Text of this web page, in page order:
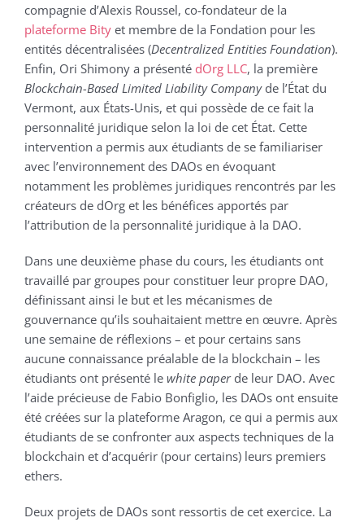
compagnie d’Alexis Roussel, co-fondateur de la
plateforme Bity et membre de la Fondation pour les
entités décentralisées (Decentralized Entities Foundation).
Enfin, Ori Shimony a présenté dOrg LLC, la première
Blockchain-Based Limited Liability Company de l’État du
Vermont, aux États-Unis, et qui possède de ce fait la
personnalité juridique selon la loi de cet État. Cette
intervention a permis aux étudiants de se familiariser
avec l’environnement des DAOs en évoquant
notamment les problèmes juridiques rencontrés par les
créateurs de dOrg et les bénéfices apportés par
l’attribution de la personnalité juridique à la DAO.
Dans une deuxième phase du cours, les étudiants ont
travaillé par groupes pour constituer leur propre DAO,
définissant ainsi le but et les mécanismes de
gouvernance qu’ils souhaitaient mettre en œuvre. Après
une semaine de réflexions – et pour certains sans
aucune connaissance préalable de la blockchain – les
étudiants ont présenté le white paper de leur DAO. Avec
l’aide précieuse de Fabio Bonfiglio, les DAOs ont ensuite
été créées sur la plateforme Aragon, ce qui a permis aux
étudiants de se confronter aux aspects techniques de la
blockchain et d’acquérir (pour certains) leurs premiers
ethers.
Deux projets de DAOs sont ressortis de cet exercice. La